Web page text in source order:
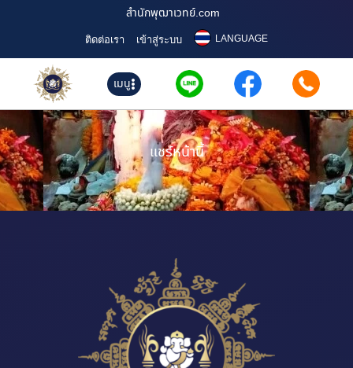
สำนักพุฒาเวทย์.com
ติดต่อเรา เข้าสู่ระบบ LANGUAGE
เมนู
แชร์หน้านี้